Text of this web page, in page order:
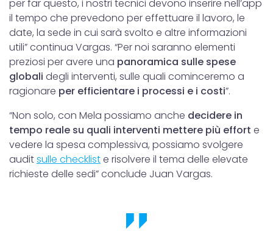
per far questo, i nostri tecnici devono inserire nell’app
il tempo che prevedono per effettuare il lavoro, le
date, la sede in cui sarà svolto e altre informazioni
utili” continua Vargas. “Per noi saranno elementi
preziosi per avere una panoramica sulle spese
globali degli interventi, sulle quali cominceremo a
ragionare per efficientare i processi e i costi”.
“Non solo, con Mela possiamo anche decidere in
tempo reale su quali interventi mettere più effort e
vedere la spesa complessiva, possiamo svolgere
auditsulle checkliste risolvere il tema delle elevate
richieste delle sedi” conclude Juan Vargas.